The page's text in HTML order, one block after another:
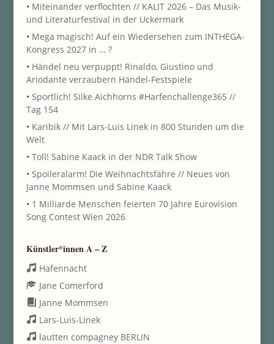
• Miteinander verflochten // KALIT 2026 – Das Musik-
und Literaturfestival in der Uckermark
• Mega magisch! Auf ein Wiedersehen zum INTHEGA-
Kongress 2027 in … ?
• Händel neu verpuppt! Rinaldo, Giustino und
Ariodante verzaubern Händel-Festspiele
• Sportlich! Silke Aichhorns #Harfenchallenge365 //
Tag 154
• Karibik // Mit Lars-Luis Linek in 800 Stunden um die
Welt
• Toll! Sabine Kaack in der NDR Talk Show
• Spoileralarm! Die Weihnachtsfähre // Neues von
Janne Mommsen und Sabine Kaack
• 1 Milliarde Menschen feierten 70 Jahre Eurovision
Song Contest Wien 2026
Künstler*innen A – Z
Hafennacht
Jane Comerford
Janne Mommsen
Lars-Luis-Linek
lautten compagney BERLIN